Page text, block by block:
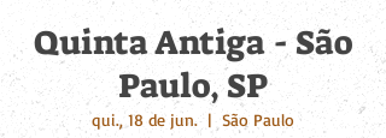
Quinta Antiga - São
Paulo, SP
qui., 18 de jun.
  |
São Paulo